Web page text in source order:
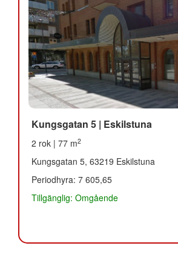
Kungsgatan 5 | Eskilstuna
2 rok | 77 m2
Kungsgatan 5, 63219 Eskilstuna
Periodhyra: 7 605,65
Tillgänglig: Omgående